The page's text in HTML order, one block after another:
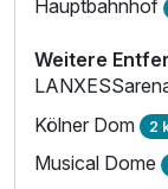
Hauptbahnhof
Weitere
Kölner Dom 2
Musical Dome